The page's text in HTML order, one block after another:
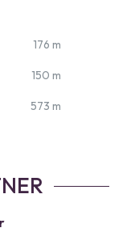
176 m
150 m
573 m